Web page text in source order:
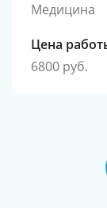
Медицина
Цена
6800 руб.